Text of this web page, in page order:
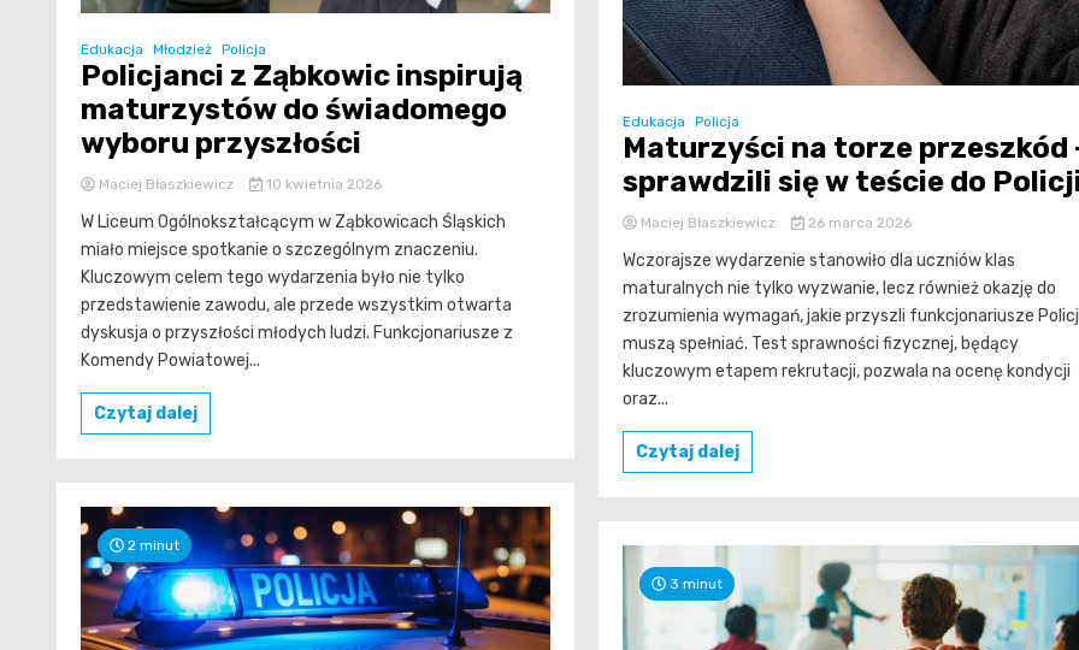
Edukacja Młodzież Policja
Policjanci z Ząbkowic inspirują
maturzystów do świadomego
wyboru przyszłości
Maciej Błaszkiewicz 10 kwietnia 2026
W Liceum Ogólnokształcącym w Ząbkowicach Śląskich
miało miejsce spotkanie o szczególnym znaczeniu.
Kluczowym celem tego wydarzenia było nie tylko
przedstawienie zawodu, ale przede wszystkim otwarta
dyskusja o przyszłości młodych ludzi. Funkcjonariusze z
Komendy Powiatowej...
Czytaj dalej
2 minut
Edukacja Policja
Maturzyści na torze przeszkód
sprawdzili się w teście do
Maciej Błaszkiewicz 26 marca 2026
Wczorajsze wydarzenie stanowiło dla uczniów klas
maturalnych nie tylko wyzwanie, lecz również okazję do
zrozumienia wymagań, jakie przyszli funkcjonariusze
muszą spełniać. Test sprawności fizycznej, będący
kluczowym etapem rekrutacji, pozwala na ocenę kondycji
oraz...
Czytaj dalej
3 minut